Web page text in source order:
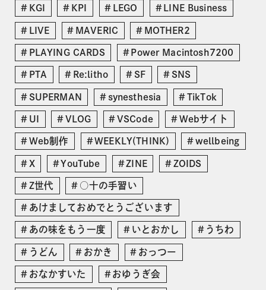
KGI KPI LEGO LINE Business
LIVE MAVERIC MOTHER2
PLAYING CARDS Power Macintosh7200
PTA Re:litho SF SNS
SUPERMAN synesthesia TikTok
UI VLOG VSCode Webサイト
Web制作 WEEKLY(THINK) wellbeing
X YouTube ZINE ZOIDS
Z世代 ○十の手習い
あけましておめでとうございます
あの味をもう一度 いとおかし うちわ
うどん おかき おっつー
おなかすいた おゆうぎ会